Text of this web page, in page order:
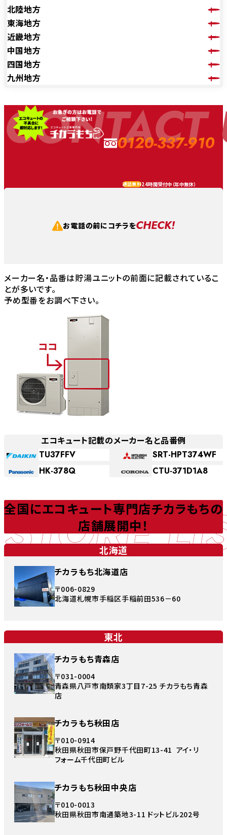
北陸地方
東海地方
近畿地方
中国地方
四国地方
九州地方
CONTACT
0120-337-910
通話無料24時間受付中（年中無休）
お電話の前にコチラをCHECK!
メーカー名・品番は貯湯ユニットの前面に記載されているこ
とが多いです。
予め型番をお調べ下さい。
エコキュート記載のメーカー名と品番例
TU37FFV
SRT-HPT374WF
HK-378Q
CTU-371D1A8
STORE
全国にエコキュート専門店チカラもちの
店舗展開中！
北海道
チカラもち北海道店
〒006-0829
北海道札幌市手稲区手稲前田536－60
東北
チカラもち青森店
〒031-0004
青森県八戸市南類家3丁目7-25 チカラもち青森
店
チカラもち秋田店
〒010-0914
秋田県秋田市保戸野千代田町13-41 アイ・リ
フォーム千代田町ビル
チカラもち秋田中央店
〒010-0013
秋田県秋田市南通築地3-11 ドットビル202号